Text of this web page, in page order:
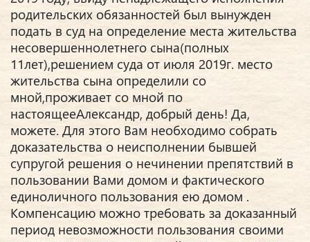
родительских обязанностей был вынужден
подать в суд на определение места жительства
несовершеннолетнего сына(полных
11лет),решением суда от июля 2019г. место
жительства сына определили со
мной,проживает со мной по
настоящееАлександр, добрый день! Да,
можете. Для этого Вам необходимо собрать
доказательства о неисполнении бывшей
супругой решения о нечинении препятствий в
пользовании Вами домом и фактического
единоличного пользования ею домом .
Компенсацию можно требовать за доказанный
период невозможности пользования своими